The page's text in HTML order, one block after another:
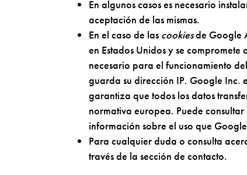
En algunos casos es necesario
aceptación de las mismas.
En el caso de las cookiesde Google
en Estados Unidos y se
necesario para el funcionamiento
guarda su dirección IP. Google Inc.
garantiza que todos los datos
normativa europea. Puede
información sobre el uso que
Para cualquier duda o consulta
través de la sección de contacto.